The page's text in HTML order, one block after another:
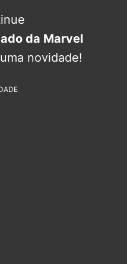
da Marvel
novidade!